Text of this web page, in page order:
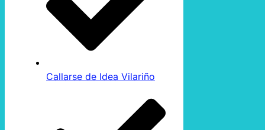
Callarse de Idea Vilariño